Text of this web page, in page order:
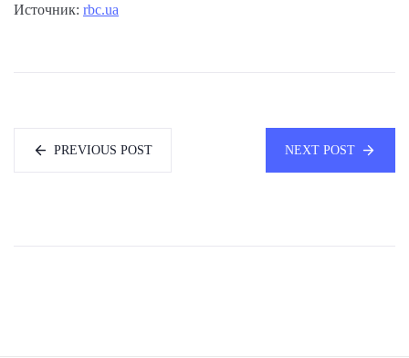
Источник: rbc.ua
PREVIOUS POST NEXT POST